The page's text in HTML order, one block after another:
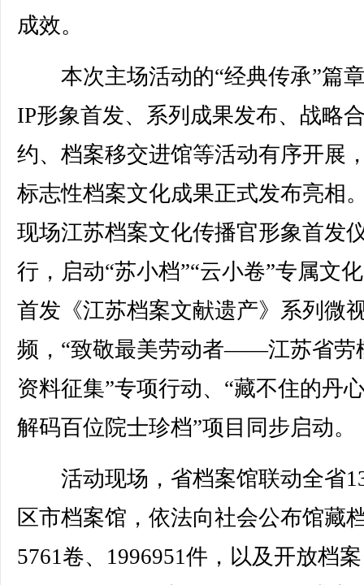
成效。
本次主场活动的“经典传承”篇
IP形象首发、系列成果发布、战略
约、档案移交进馆等活动有序开展
标志性档案文化成果正式发布亮相
现场江苏档案文化传播官形象首发
行，启动“苏小档”“云小卷”专属文
首发《江苏档案文献遗产》系列微
频，“致敬最美劳动者——江苏省劳
资料征集”专项行动、“藏不住的
解码百位院士珍档”项目同步启动。
活动现场，省档案馆联动全省
区市档案馆，依法向社会公布馆藏
5761卷、1996951件，以及开放档